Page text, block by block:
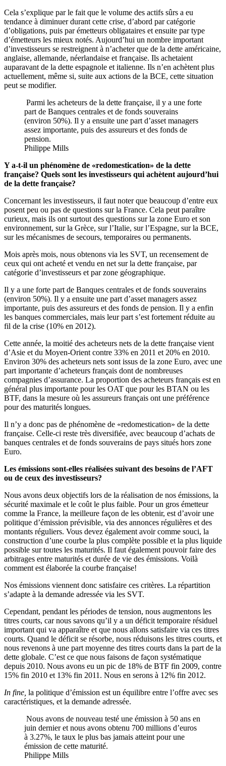
Cela s’explique par le fait que le volume des actifs sûrs a eu
tendance à diminuer durant cette crise, d’abord par catégorie
d’obligations, puis par émetteurs obligataires et ensuite par type
d’émetteurs les mieux notés. Aujourd’hui un nombre important
d’investisseurs se restreignent à n’acheter que de la dette américaine,
anglaise, allemande, néerlandaise et française. Ils achetaient
auparavant de la dette espagnole et italienne. Ils n’en achètent plus
actuellement, même si, suite aux actions de la BCE, cette situation
peut se modifier.
Parmi les acheteurs de la dette française, il y a une forte
part de Banques centrales et de fonds souverains
(environ 50%). Il y a ensuite une part d’asset managers
assez importante, puis des assureurs et des fonds de
pension.
Philippe Mills
Y a-t-il un phénomène de «redomestication» de la dette
française? Quels sont les investisseurs qui achètent aujourd’hui
de la dette française?
Concernant les investisseurs, il faut noter que beaucoup d’entre eux
posent peu ou pas de questions sur la France. Cela peut paraître
curieux, mais ils ont surtout des questions sur la zone Euro et son
environnement, sur la Grèce, sur l’Italie, sur l’Espagne, sur la BCE,
sur les mécanismes de secours, temporaires ou permanents.
Mois après mois, nous obtenons via les SVT, un recensement de
ceux qui ont acheté et vendu en net sur la dette française, par
catégorie d’investisseurs et par zone géographique.
Il y a une forte part de Banques centrales et de fonds souverains
(environ 50%). Il y a ensuite une part d’asset managers assez
importante, puis des assureurs et des fonds de pension. Il y a enfin
les banques commerciales, mais leur part s’est fortement réduite au
fil de la crise (10% en 2012).
Cette année, la moitié des acheteurs nets de la dette française vient
d’Asie et du Moyen-Orient contre 33% en 2011 et 20% en 2010.
Environ 30% des acheteurs nets sont issus de la zone Euro, avec une
part importante d’acheteurs français dont de nombreuses
compagnies d’assurance. La proportion des acheteurs français est en
général plus importante pour les OAT que pour les BTAN ou les
BTF, dans la mesure où les assureurs français ont une préférence
pour des maturités longues.
Il n’y a donc pas de phénomène de «redomestication» de la dette
française. Celle-ci reste très diversifiée, avec beaucoup d’achats de
banques centrales et de fonds souverains de pays situés hors zone
Euro.
Les émissions sont-elles réalisées suivant des besoins de l’AFT
ou de ceux des investisseurs?
Nous avons deux objectifs lors de la réalisation de nos émissions, la
sécurité maximale et le coût le plus faible. Pour un gros émetteur
comme la France, la meilleure façon de les obtenir, est d’avoir une
politique d’émission prévisible, via des annonces régulières et des
montants réguliers. Vous devez également avoir comme souci, la
construction d’une courbe la plus complète possible et la plus liquide
possible sur toutes les maturités. Il faut également pouvoir faire des
arbitrages entre maturités et durée de vie des émissions. Voilà
comment est élaborée la courbe française!
Nos émissions viennent donc satisfaire ces critères. La répartition
s’adapte à la demande adressée via les SVT.
Cependant, pendant les périodes de tension, nous augmentons les
titres courts, car nous savons qu’il y a un déficit temporaire résiduel
important qui va apparaître et que nous allons satisfaire via ces titres
courts. Quand le déficit se résorbe, nous réduisons les titres courts, et
nous revenons à une part moyenne des titres courts dans la part de la
dette globale. C’est ce que nous faisons de façon systématique
depuis 2010. Nous avons eu un pic de 18% de BTF fin 2009, contre
15% fin 2010 et 13% fin 2011. Nous en serons à 12% fin 2012.
In fine, la politique d’émission est un équilibre entre l’offre avec ses
caractéristiques, et la demande adressée.
Nous avons de nouveau testé une émission à 50 ans en
juin dernier et nous avons obtenu 700 millions d’euros
à 3.27%, le taux le plus bas jamais atteint pour une
émission de cette maturité.
Philippe Mills